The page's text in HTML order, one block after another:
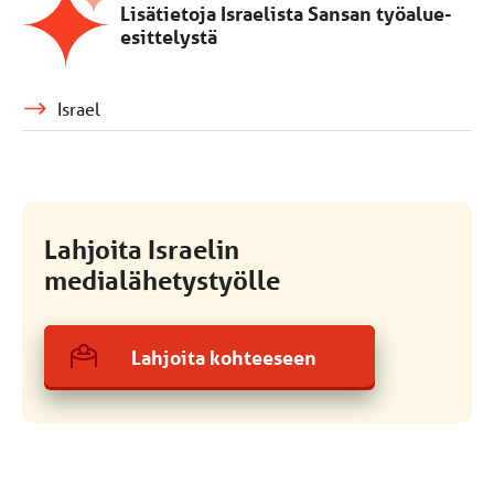
Lisätietoja Israelista Sansan työalue-
esittelystä
Israel
Lahjoita Israelin
medialähetystyölle
Lahjoita kohteeseen